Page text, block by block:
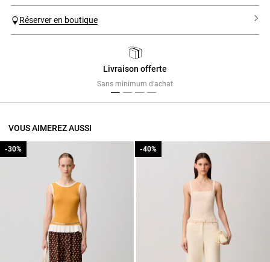
Réserver en boutique
Livraison offerte
Sans minimum d'achat
VOUS AIMEREZ AUSSI
-30%
-30% -40%
-40%